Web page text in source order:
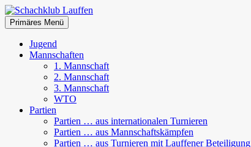
Zum
Inhalt
springen
Schachklub Lauffen
Suchen
Primäres Menü
Jugend
Mannschaften
1. Mannschaft
2. Mannschaft
3. Mannschaft
WTO
Partien
Partien … aus internationalen Turnieren
Partien … aus Mannschaftskämpfen
Partien … aus Turnieren mit Lauffener Beteiligung